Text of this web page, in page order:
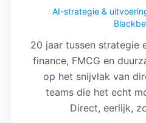
AI-strategie &
20 jaar tussen strategie
finance, FMCG en
op het snijvlak van
teams die het echt
Direct, eerlijk,